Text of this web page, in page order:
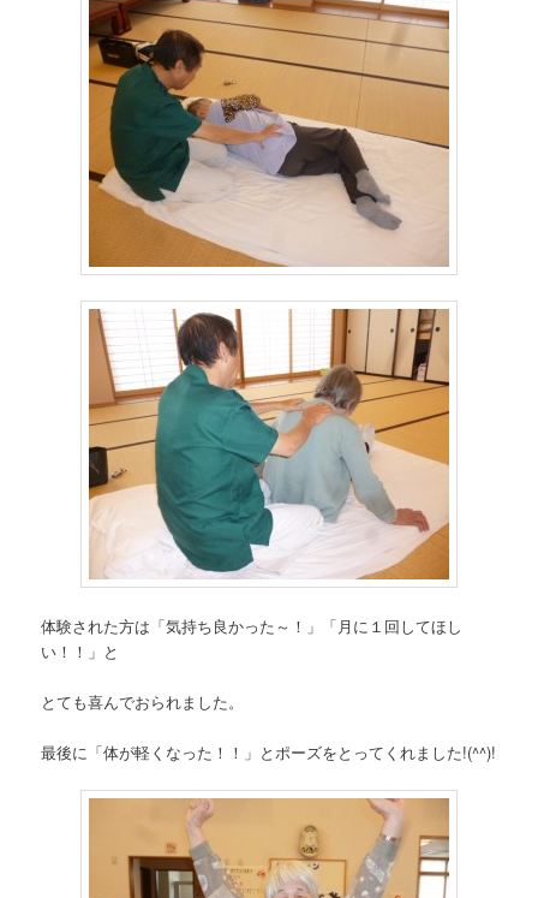
体験された方は「気持ち良かった～！」「月に１回してほし
い！！」と
とても喜んでおられました。
最後に「体が軽くなった！！」とポーズをとってくれました!(^^)!